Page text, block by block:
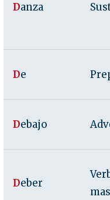
Danza
De
Debajo
Deber